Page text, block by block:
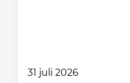
31 juli 2026